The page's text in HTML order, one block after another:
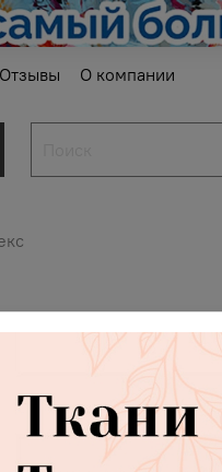
Отзывы О компании